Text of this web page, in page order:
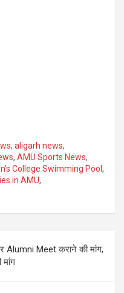
, aligarh news,
, AMU Sports News,
College Swimming Pool ,
in AMU,
Meet कराने की मांग,
मांग